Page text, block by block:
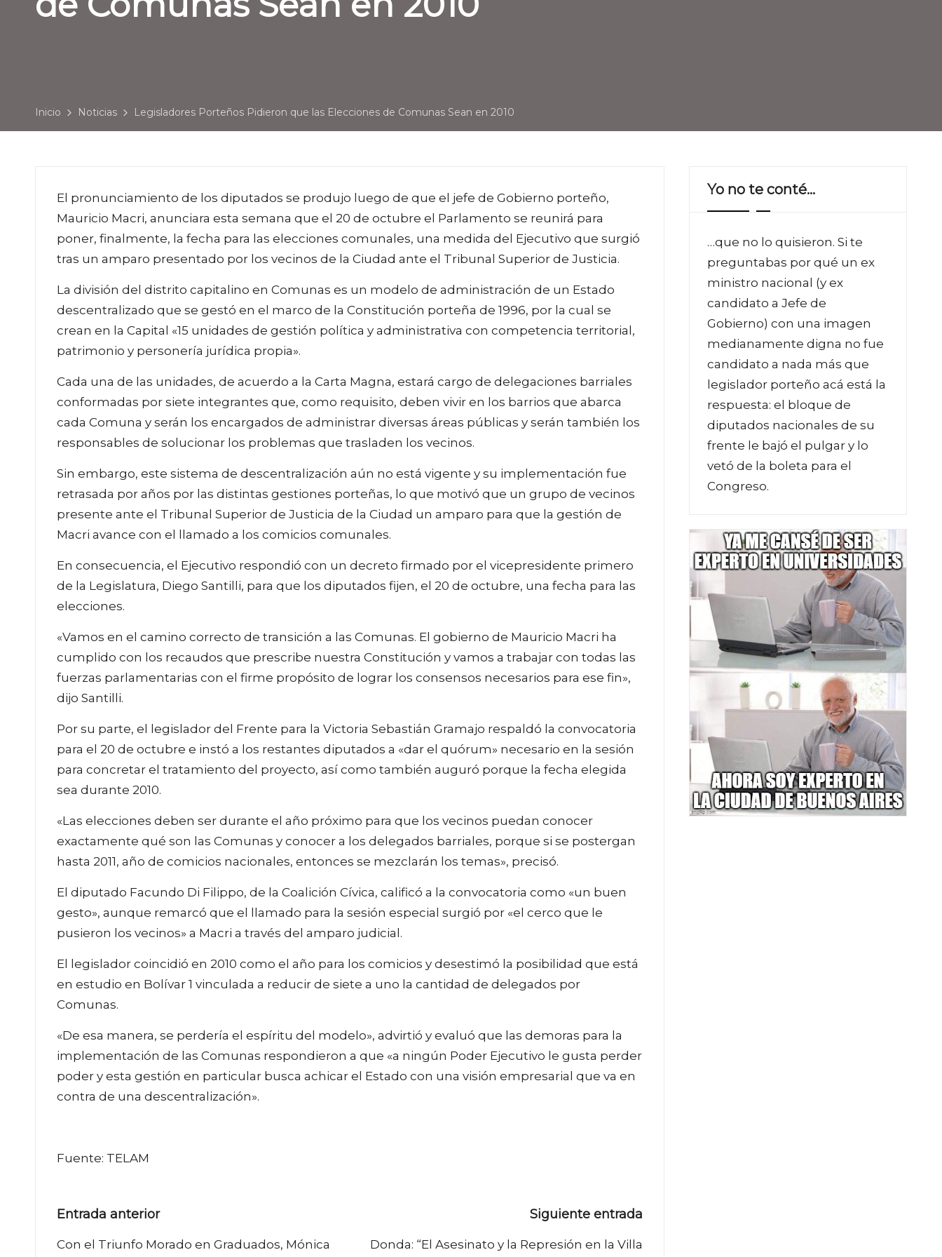
Inicio Noticias Legisladores Porteños Pidieron que las Elecciones de Comunas Sean en 2010
El pronunciamiento de los diputados se produjo luego de que el jefe de Gobierno porteño,
Mauricio Macri, anunciara esta semana que el 20 de octubre el Parlamento se reunirá para
poner, finalmente, la fecha para las elecciones comunales, una medida del Ejecutivo que surgió
tras un amparo presentado por los vecinos de la Ciudad ante el Tribunal Superior de Justicia.
La división del distrito capitalino en Comunas es un modelo de administración de un Estado
descentralizado que se gestó en el marco de la Constitución porteña de 1996, por la cual se
crean en la Capital «15 unidades de gestión política y administrativa con competencia territorial,
patrimonio y personería jurídica propia».
Cada una de las unidades, de acuerdo a la Carta Magna, estará cargo de delegaciones barriales
conformadas por siete integrantes que, como requisito, deben vivir en los barrios que abarca
cada Comuna y serán los encargados de administrar diversas áreas públicas y serán también los
responsables de solucionar los problemas que trasladen los vecinos.
Sin embargo, este sistema de descentralización aún no está vigente y su implementación fue
retrasada por años por las distintas gestiones porteñas, lo que motivó que un grupo de vecinos
presente ante el Tribunal Superior de Justicia de la Ciudad un amparo para que la gestión de
Macri avance con el llamado a los comicios comunales.
En consecuencia, el Ejecutivo respondió con un decreto firmado por el vicepresidente primero
de la Legislatura, Diego Santilli, para que los diputados fijen, el 20 de octubre, una fecha para las
elecciones.
«Vamos en el camino correcto de transición a las Comunas. El gobierno de Mauricio Macri ha
cumplido con los recaudos que prescribe nuestra Constitución y vamos a trabajar con todas las
fuerzas parlamentarias con el firme propósito de lograr los consensos necesarios para ese fin»,
dijo Santilli.
Por su parte, el legislador del Frente para la Victoria Sebastián Gramajo respaldó la convocatoria
para el 20 de octubre e instó a los restantes diputados a «dar el quórum» necesario en la sesión
para concretar el tratamiento del proyecto, así como también auguró porque la fecha elegida
sea durante 2010.
«Las elecciones deben ser durante el año próximo para que los vecinos puedan conocer
exactamente qué son las Comunas y conocer a los delegados barriales, porque si se postergan
hasta 2011, año de comicios nacionales, entonces se mezclarán los temas», precisó.
El diputado Facundo Di Filippo, de la Coalición Cívica, calificó a la convocatoria como «un buen
gesto», aunque remarcó que el llamado para la sesión especial surgió por «el cerco que le
pusieron los vecinos» a Macri a través del amparo judicial.
El legislador coincidió en 2010 como el año para los comicios y desestimó la posibilidad que está
en estudio en Bolívar 1 vinculada a reducir de siete a uno la cantidad de delegados por
Comunas.
«De esa manera, se perdería el espíritu del modelo», advirtió y evaluó que las demoras para la
implementación de las Comunas respondieron a que «a ningún Poder Ejecutivo le gusta perder
poder y esta gestión en particular busca achicar el Estado con una visión empresarial que va en
contra de una descentralización».
Fuente: TELAM
Navegación
de
Entrada anterior
Con el Triunfo Morado en Graduados, Mónica
Siguiente entrada
Donda: “El Asesinato y la Represión en la Villa
Yo no te conté…
…que no lo quisieron. Si te
preguntabas por qué un ex
ministro nacional (y ex
candidato a Jefe de
Gobierno) con una imagen
medianamente digna no fue
candidato a nada más que
legislador porteño acá está la
respuesta: el bloque de
diputados nacionales de su
frente le bajó el pulgar y lo
vetó de la boleta para el
Congreso.